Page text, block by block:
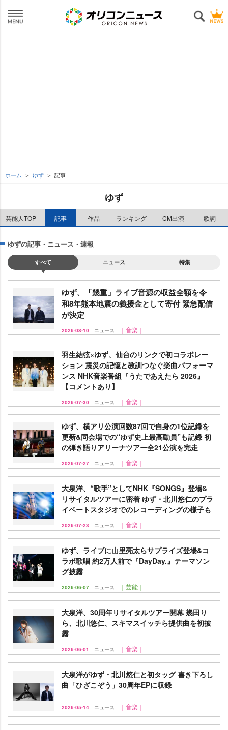
ホーム ゆず 記事
ゆず
芸能人TOP 記事 作品 ランキング CM出演 歌詞
ゆずの記事・ニュース・速報
すべて ニュース 特集
ゆず、「幾重」ライブ音源の収益全額を令
和8年熊本地震の義援金として寄付 緊急配信
が決定
2026-08-10 ニュース ｜音楽｜
羽生結弦×ゆず、仙台のリンクで初コラボレー
ション 震災の記憶と教訓つなぐ楽曲パフォーマ
ンス NHK音楽番組『うたであえたら 2026』
【コメントあり】
2026-07-30 ニュース ｜音楽｜
ゆず、横アリ公演回数87回で自身の1位記録を
更新&同会場での“ゆず史上最高動員”も記録 初
の弾き語りアリーナツアー全21公演を完走
2026-07-27 ニュース ｜音楽｜
大泉洋、“歌手”としてNHK『SONGS』登場&
リサイタルツアーに密着 ゆず・北川悠仁のプラ
イベートスタジオでのレコーディングの様子も
2026-07-23 ニュース ｜音楽｜
ゆず、ライブに山里亮太らサプライズ登場&コ
ラボ歌唱 約2万人前で『DayDay.』テーマソン
グ披露
2026-06-07 ニュース ｜芸能｜
大泉洋、30周年リサイタルツアー開幕 幾田り
ら、北川悠仁、スキマスイッチら提供曲を初披
露
2026-06-01 ニュース ｜音楽｜
大泉洋がゆず・北川悠仁と初タッグ 書き下ろし
曲「ひざこぞう」30周年EPに収録
2026-05-14 ニュース ｜音楽｜